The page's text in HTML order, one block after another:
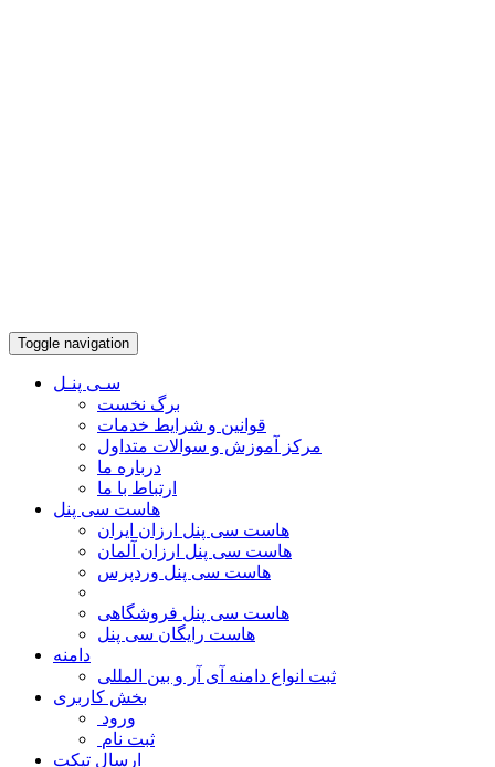
Toggle navigation
سـی پنـل
برگ نخست
قوانین و شرایط خدمات
مرکز آموزش و سوالات متداول
درباره ما
ارتباط با ما
هاست سی پنل
هاست سی پنل ارزان ایران
هاست سی پنل ارزان آلمان
هاست سی پنل وردپرس
هاست سی پنل فروشگاهی
هاست رایگان سی پنل
دامنه
ثبت انواع دامنه آی آر و بین المللی
بخش کاربری
ورود
ثبت نام
ارسال تیکت